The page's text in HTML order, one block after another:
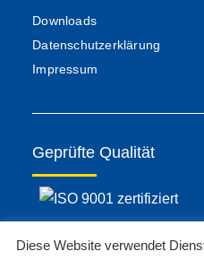
Downloads
Datenschutzerklärung
Impressum
Geprüfte Qualität
Diese Website verwendet